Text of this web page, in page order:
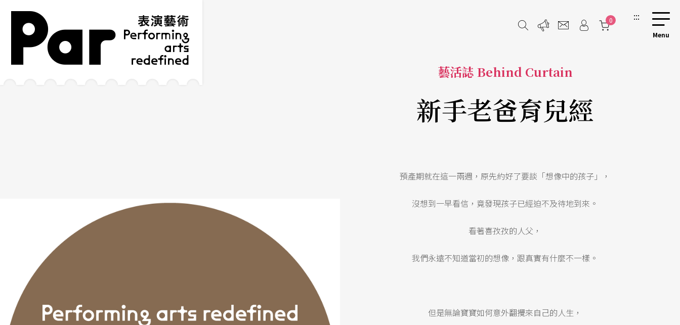
跳到主要內容區塊
網站導覽
0 :::
藝活誌 Behind Curtain
新手老爸育兒經
預產期就在這一兩週，原先約好了要談「想像中的孩子」，
沒想到一早看信，竟發現孩子已經迫不及待地到來。
看著喜孜孜的人父，
我們永遠不知道當初的想像，跟真實有什麼不一樣。
但是無論寶寶如何意外翻攪來自己的人生，